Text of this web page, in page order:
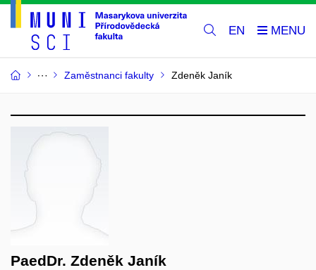
EN
Zaměstnanci fakulty Zdeněk Janík
PaedDr. Zdeněk Janík